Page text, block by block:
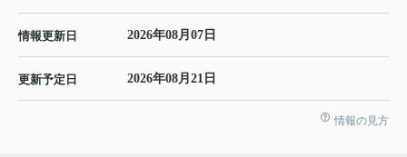
情報更新日 2026年08月07日
更新予定日 2026年08月21日
情報の見方